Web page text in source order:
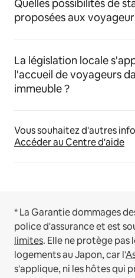
Quelles possibilités de
proposées aux
La législation locale
l'accueil de voyageurs
immeuble ?
Vous souhaitez d'autres
Accéder au Centre d'aide
* La Garantie dommages
police d'assurance et est
limites. Elle ne protège pas
logements au Japon, car l'
s'applique, ni les hôtes qui